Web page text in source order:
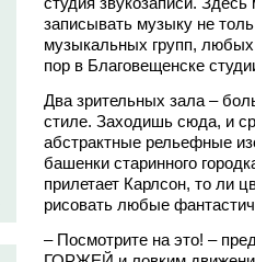
записывать музыку не
музыкальных групп,
пор в Благовещенске
Два зрительных зала –
стиле. Заходишь сюда, и
абстрактные рельефные
башенки старинного
прилетает Карлсон, то ли
рисовать любые
– Посмотрите на это! –